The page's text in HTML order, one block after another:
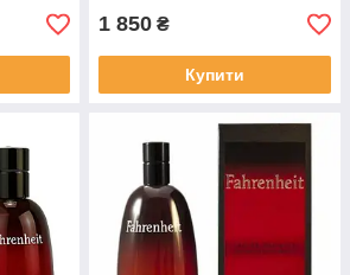
1 850 ₴
Купити